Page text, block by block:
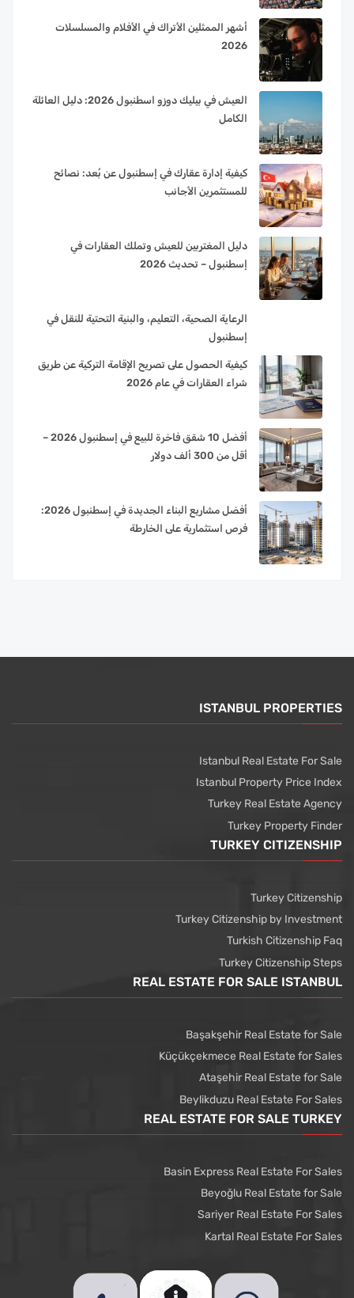
أشهر الممثلين الأتراك في الأفلام والمسلسلات
2026
العيش في بيليك دوزو اسطنبول 2026: دليل العائلة
الكامل
كيفية إدارة عقارك في إسطنبول عن بُعد: نصائح
للمستثمرين الأجانب
دليل المغتربين للعيش وتملك العقارات في
إسطنبول – تحديث 2026
الرعاية الصحية، التعليم، والبنية التحتية للنقل في
إسطنبول
كيفية الحصول على تصريح الإقامة التركية عن طريق
شراء العقارات في عام 2026
أفضل 10 شقق فاخرة للبيع في إسطنبول 2026 –
أقل من 300 ألف دولار
أفضل مشاريع البناء الجديدة في إسطنبول 2026:
فرص استثمارية على الخارطة
ISTANBUL PROPERTIES
Istanbul Real Estate For Sale
Istanbul Property Price Index
Turkey Real Estate Agency
Turkey Property Finder
TURKEY CITIZENSHIP
Turkey Citizenship
Turkey Citizenship by Investment
Turkish Citizenship Faq
Turkey Citizenship Steps
REAL ESTATE FOR SALE ISTANBUL
Başakşehir Real Estate for Sale
Küçükçekmece Real Estate for Sales
Ataşehir Real Estate for Sale
Beylikduzu Real Estate For Sales
REAL ESTATE FOR SALE TURKEY
Basin Express Real Estate For Sales
Beyoğlu Real Estate for Sale
Sariyer Real Estate For Sales
Kartal Real Estate For Sales